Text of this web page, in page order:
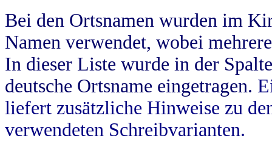
Bei den Ortsnamen wurden im
Namen verwendet, wobei
In dieser Liste wurde in der
deutsche Ortsname eingetragen.
liefert zusätzliche Hinweise zu
verwendeten Schreibvarianten.